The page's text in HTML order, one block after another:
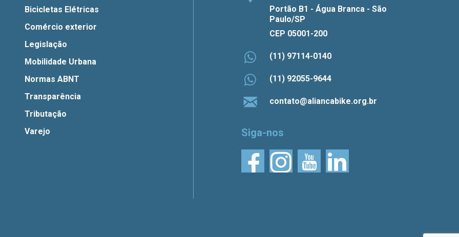
Bicicletas Elétricas
Comércio exterior
Legislação
Mobilidade Urbana
Normas ABNT
Transparência
Tributação
Varejo
Portão B1 - Água Branca - São
Paulo/SP
CEP 05001-200
(11) 97114-0140
(11) 92055-9644
contato@aliancabike.org.br
Siga-nos